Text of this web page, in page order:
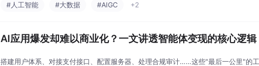
#人工智能
#大数据 #AIGC +2
AI应用爆发却难以商业化？一文讲透智能体变现的核心逻辑
搭建用户体系、对接支付接口、配置服务器、处理合规审计……这些"最后一公里"的